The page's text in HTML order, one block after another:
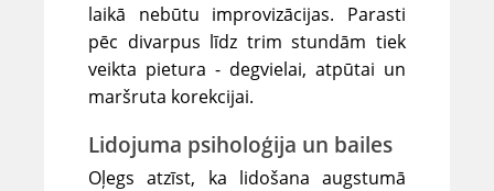
laikā nebūtu improvizācijas. Parasti
pēc divarpus līdz trim stundām tiek
veikta pietura - degvielai, atpūtai un
maršruta korekcijai.
Lidojuma psiholoģija un bailes
Oļegs atzīst, ka lidošana augstumā